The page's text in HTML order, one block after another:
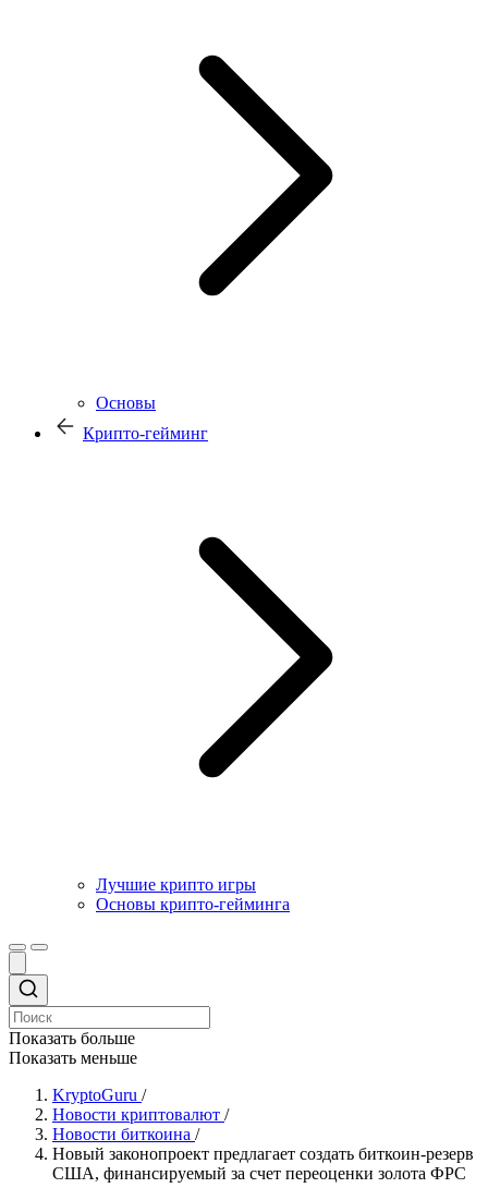
Основы
Крипто-гейминг
Лучшие крипто игры
Основы крипто-гейминга
Показать больше
Показать меньше
KryptoGuru /
Новости криптовалют /
Новости биткоина /
Новый законопроект предлагает создать биткоин-резерв
США, финансируемый за счет переоценки золота ФРС